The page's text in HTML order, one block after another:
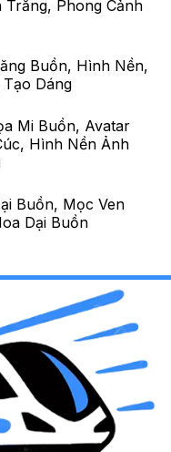
Phong Cảnh
Buồn, Hình Nền,
Dáng
Mi Buồn, Avatar
Hình Nền Ảnh
Buồn, Mọc Ven
Dại Buồn